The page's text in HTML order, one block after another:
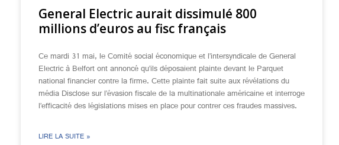
General Electric aurait dissimulé 800
millions d’euros au fisc français
Ce mardi 31 mai, le Comité social économique et l’intersyndicale de General
Electric à Belfort ont annoncé qu’ils déposaient plainte devant le Parquet
national financier contre la firme. Cette plainte fait suite aux révélations du
média Disclose sur l’évasion fiscale de la multinationale américaine et interroge
l’efficacité des législations mises en place pour contrer ces fraudes massives.
LIRE LA SUITE »